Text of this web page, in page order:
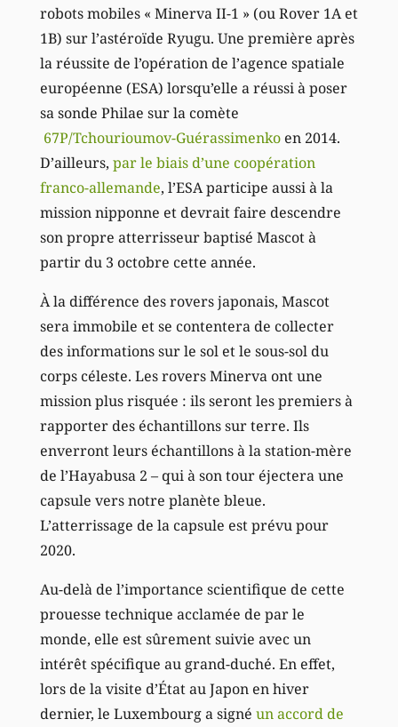
robots mobiles « Minerva II-1 » (ou Rover 1A et
1B) sur l’astéroïde Ryugu. Une première après
la réussite de l’opération de l’agence spatiale
européenne (ESA) lorsqu’elle a réussi à poser
sa sonde Philae sur la comète
67P/Tchourioumov-Guérassimenkoen 2014.
D’ailleurs, par le biais d’une coopération
franco-allemande, l’ESA participe aussi à la
mission nipponne et devrait faire descendre
son propre atterrisseur baptisé Mascot à
partir du 3 octobre cette année.
Àla différence des rovers japonais, Mascot
sera immobile et se contentera de collecter
des informations sur le sol et le sous-sol du
corps céleste. Les rovers Minerva ont une
mission plus risquée : ils seront les premiers à
rapporter des échantillons sur terre. Ils
enverront leurs échantillons à la station-mère
de l’Hayabusa 2 – qui à son tour éjectera une
capsule vers notre planète bleue.
L’atterrissage de la capsule est prévu pour
2020.
Au-delà de l’importance scientifique de cette
prouesse technique acclamée de par le
monde, elle est sûrement suivie avec un
intérêt spécifique au grand-duché. En effet,
lors de la visite d’État au Japon en hiver
dernier, le Luxembourg a signé un accord de